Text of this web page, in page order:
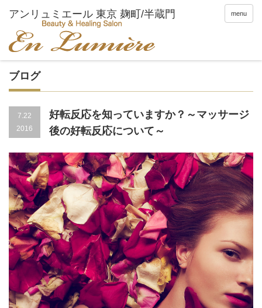
menu
ブログ
7.22
2016
好転反応を知っていますか？～マッサージ
後の好転反応について～